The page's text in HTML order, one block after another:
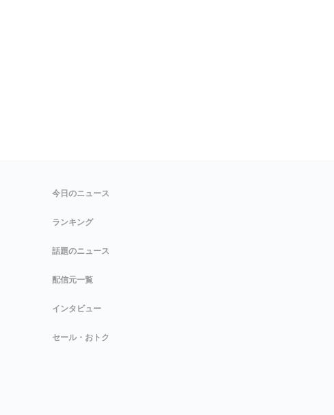
今日のニュース
ランキング
話題のニュース
配信元一覧
インタビュー
セール・おトク